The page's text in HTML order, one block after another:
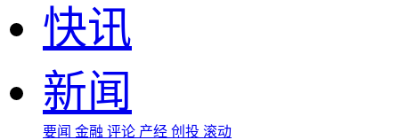
快讯
新闻
要闻 金融 评论 产经 创投 滚动